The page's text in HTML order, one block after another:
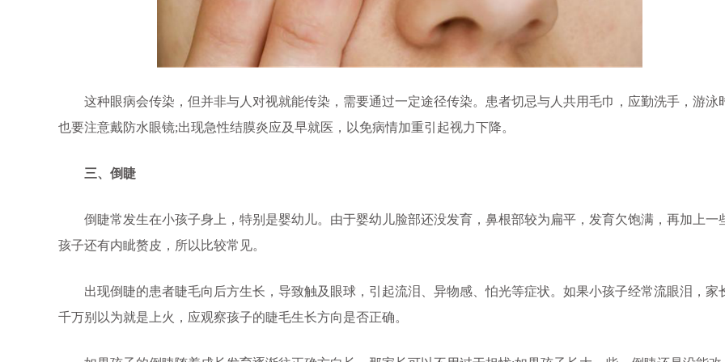
这种眼病会传染，但并非与人对视就能传染，需要通过一定途径传染。患者切忌与人共用毛巾，应勤洗手，游泳
也要注意戴防水眼镜;出现急性结膜炎应及早就医，以免病情加重引起视力下降。
三、倒睫
倒睫常发生在小孩子身上，特别是婴幼儿。由于婴幼儿脸部还没发育，鼻根部较为扁平，发育欠饱满，再加上一
孩子还有内眦赘皮，所以比较常见。
出现倒睫的患者睫毛向后方生长，导致触及眼球，引起流泪、异物感、怕光等症状。如果小孩子经常流眼泪，家
千万别以为就是上火，应观察孩子的睫毛生长方向是否正确。